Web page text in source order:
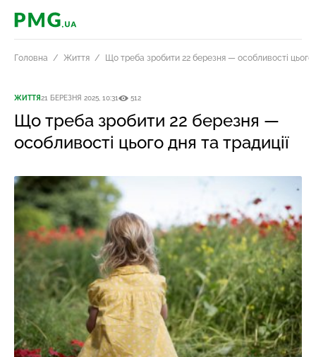
PMG.ua
Головна Життя Що треба зробити 22 березня — особливості цього
ЖИТТЯ21 БЕРЕЗНЯ 2025, 10:31 512
Що треба зробити 22 березня —
особливості цього дня та традиції